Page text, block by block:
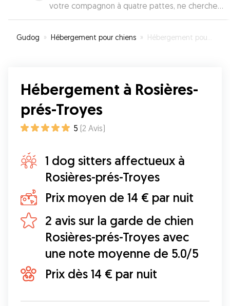
votre compagnon à quatre pattes, ne cherchez
plus : Lola est tout simplement exceptionnelle.
profondément les animaux, et cette passion se
chien, et crée un lien sincère avec eux. Avec
Lola, ce n’est pas juste une garde : c’est une
vraie présence, rassurante et bienveillante. Elle
sait aussi donner des nouvelles régulières, avec
photos et petits mots adorables, qui font toute
s’attachent à elle immédiatement ! Merci, Lola,
pour ton sérieux, ta gentillesse et ton amour
des chiens. Tu es une vraie chance pour tous
ceux qui te confient leur compagnon.”
Gudog » Hébergement pour chiens » Hébergement pour votre chien à Rosières-prés-Troyes
Hébergement à Rosières-
prés-Troyes
5 (2 Avis)
1 dog sitters affectueux à
Rosières-prés-Troyes
Prix moyen de 14 € par nuit
2 avis sur la garde de chien
Rosières-prés-Troyes avec
une note moyenne de 5.0/5
Prix dès 14 € par nuit